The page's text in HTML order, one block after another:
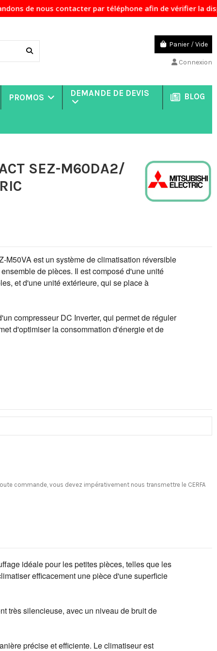
contacter par téléphone afin de vérifier la
Panier /Vide
Connexion
PROMOS DEMANDE DE DEVIS BLOG
SEZ-M60DA2/
est un système de climatisation réversible
de pièces. Il est composé d'une unité
et d'une unité extérieure, qui se place à
compresseur DC Inverter, qui permet de réguler
d'optimiser la consommation d'énergie et de
commande, vous devez impérativement nous transmettre le CERFA
idéale pour les petites pièces, telles que les
efficacement une pièce d'une superficie
très silencieuse, avec un niveau de bruit de
précise et efficiente. Le climatiseur est